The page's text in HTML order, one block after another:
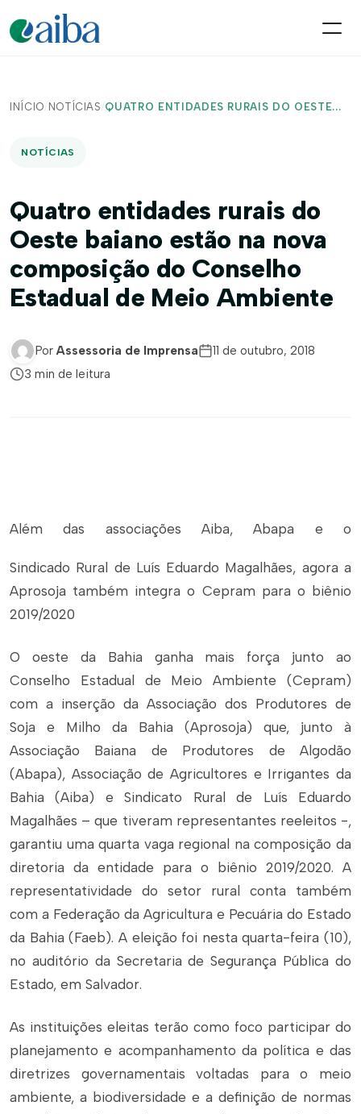
INÍCIO/ NOTÍCIAS /QUATRO ENTIDADES RURAIS DO OESTE...
NOTÍCIAS
Quatro entidades rurais do
Oeste baiano estão na nova
composição do Conselho
Estadual de Meio Ambiente
Por Assessoria de Imprensa
11 de outubro, 2018
3 min de leitura
Além das associações Aiba, Abapa e o
Sindicado Rural de Luís Eduardo Magalhães, agora a
Aprosoja também integra o Cepram para o biênio
2019/2020
O oeste da Bahia ganha mais força junto ao
Conselho Estadual de Meio Ambiente (Cepram)
com a inserção da Associação dos Produtores de
Soja e Milho da Bahia (Aprosoja) que, junto à
Associação Baiana de Produtores de Algodão
(Abapa), Associação de Agricultores e Irrigantes da
Bahia (Aiba) e Sindicato Rural de Luís Eduardo
Magalhães – que tiveram representantes reeleitos -,
garantiu uma quarta vaga regional na composição da
diretoria da entidade para o biênio 2019/2020. A
representatividade do setor rural conta também
com a Federação da Agricultura e Pecuária do Estado
da Bahia (Faeb). A eleição foi nesta quarta-feira (10),
no auditório da Secretaria de Segurança Pública do
Estado, em Salvador.
As instituições eleitas terão como foco participar do
planejamento e acompanhamento da política e das
diretrizes governamentais voltadas para o meio
ambiente, a biodiversidade e a definição de normas